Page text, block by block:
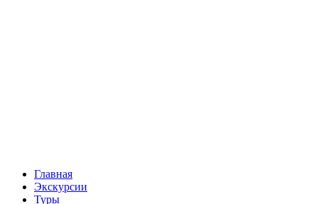
Главная
Экскурсии
Туры